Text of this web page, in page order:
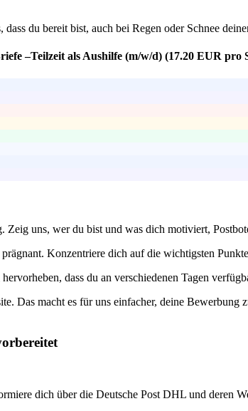
du bereit bist, auch bei Regen oder Schnee
–Teilzeit als Aushilfe (m/w/d) (17.20 EUR pro
uns, wer du bist und was dich motiviert,
Konzentriere dich auf die wichtigsten
dass du an verschiedenen Tagen
Das macht es für uns einfacher, deine Bewerbung
dich über die Deutsche Post DHL und deren